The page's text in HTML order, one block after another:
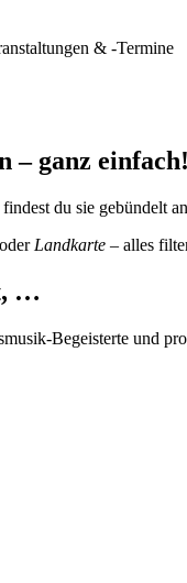
& -Termine
– ganz einfach!
du sie gebündelt
Landkarte – alles
…
Begeisterte und